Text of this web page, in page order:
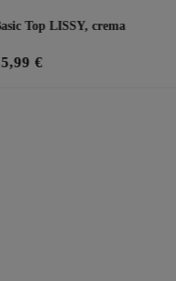
Top LISSY, crema
€